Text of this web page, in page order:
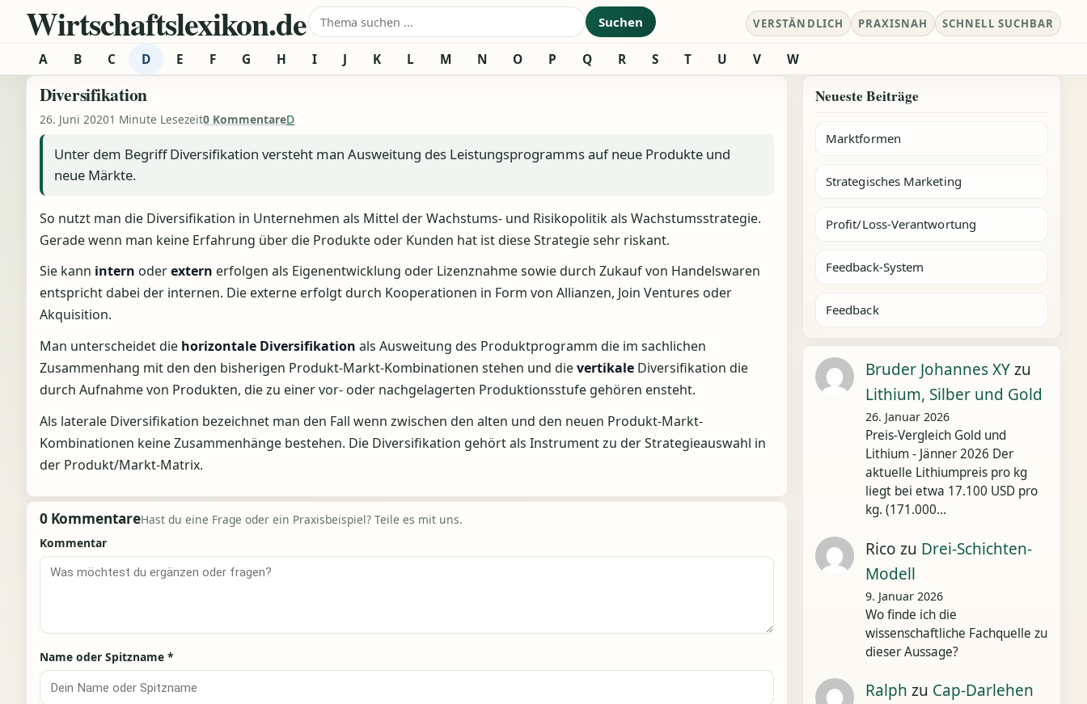
Zum Inhalt springen
Wirtschaftslexikon.deSuche nach: Suchen VERSTÄNDLICH PRAXISNAH SCHNELL SUCHBAR
A B C D E F G H I J K L M N O P Q R S T U V W
Diversifikation
26. Juni 20201 Minute Lesezeit0 KommentareD
Unter dem Begriff Diversifikation versteht man Ausweitung des Leistungsprogramms auf neue Produkte und
neue Märkte.
So nutzt man die Diversifikation in Unternehmen als Mittel der Wachstums- und Risikopolitik als Wachstumsstrategie.
Gerade wenn man keine Erfahrung über die Produkte oder Kunden hat ist diese Strategie sehr riskant.
Sie kann intern oderextern erfolgen als Eigenentwicklung oder Lizenznahme sowie durch Zukauf von Handelswaren
entspricht dabei der internen. Die externe erfolgt durch Kooperationen in Form von Allianzen, Join Ventures oder
Akquisition.
Man unterscheidet die horizontale Diversifikation als Ausweitung des Produktprogramm die im sachlichen
Zusammenhang mit den den bisherigen Produkt-Markt-Kombinationen stehen und dievertikale Diversifikation die
durch Aufnahme von Produkten, die zu einer vor- oder nachgelagerten Produktionsstufe gehören ensteht.
Als laterale Diversifikation bezeichnet man den Fall wenn zwischen den alten und den neuen Produkt-Markt-
Kombinationen keine Zusammenhänge bestehen. Die Diversifikation gehört als Instrument zu der Strategieauswahl in
der Produkt/Markt-Matrix.
0 KommentareHast du eine Frage oder ein Praxisbeispiel? Teile es mit uns.
Kommentar
Name oder Spitzname *
Neueste Beiträge
Marktformen
Strategisches Marketing
Profit/Loss-Verantwortung
Feedback-System
Feedback
Bruder Johannes XYzu
Lithium, Silber und Gold
26. Januar 2026
Preis-Vergleich Gold und
Lithium - Jänner 2026 Der
aktuelle Lithiumpreis pro kg
liegt bei etwa 17.100 USD pro
kg. (171.000…
Rico zu Drei-Schichten-
Modell
9. Januar 2026
Wo finde ich die
wissenschaftliche Fachquelle zu
dieser Aussage?
Ralph zu Cap-Darlehen